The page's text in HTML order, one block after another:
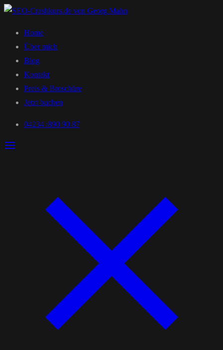
Home
Über mich
Blog
Kontakt
Preis & Broschüre
Jetzt buchen
04234 /890 90 87